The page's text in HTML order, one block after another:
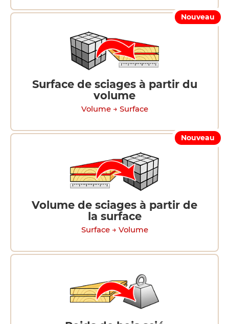
Nouveau
Surface de sciages à partir du
volume
Volume → Surface
Nouveau
Volume de sciages à partir de
la surface
Surface → Volume